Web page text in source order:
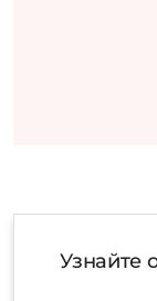
Узнайте